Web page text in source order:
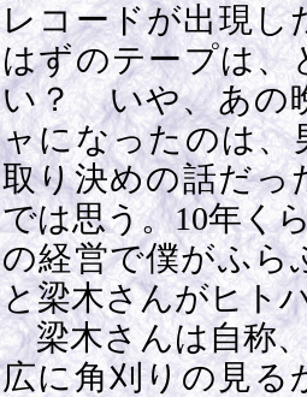
レコードが出現し
はずのテープは、
い？ いや、あの
ャになったのは、
取り決めの話だ
では思う。10年く
の経営で僕がふら
と梁木さんがヒト
梁木さんは自称、
広に角刈りの見る